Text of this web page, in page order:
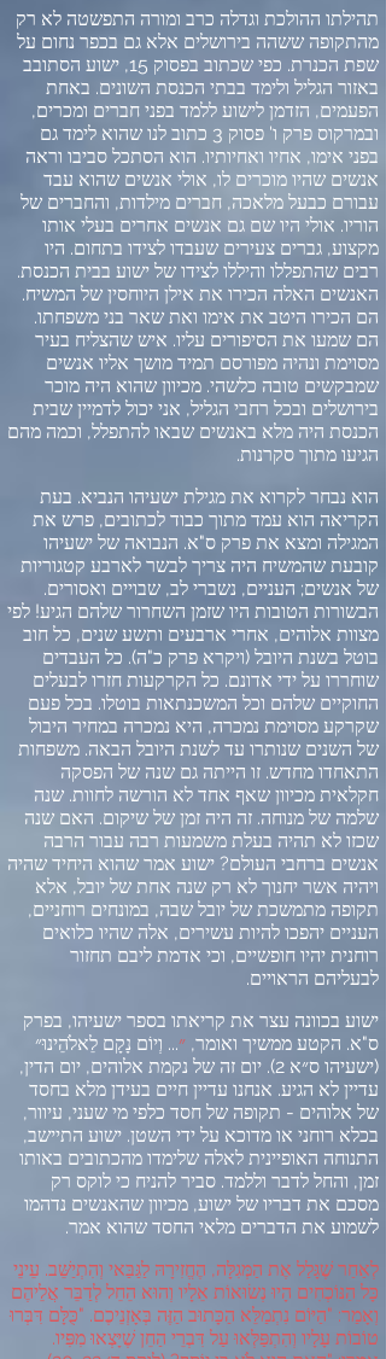
תהילתו ההולכת וגדלה כרב ומורה התפשטה לא רק
מהתקופה ששהה בירושלים אלא גם בכפר נחום על
שפת הכנרת. כפי שכתוב בפסוק 15, ישוע הסתובב
באזור הגליל ולימד בבתי הכנסת השונים. באחת
הפעמים, הזדמן לישוע ללמד בפני חברים ומכרים,
ובמרקוס פרק ו' פסוק 3 כתוב לנו שהוא לימד גם
בפני אימו, אחיו ואחיותיו. הוא הסתכל סביבו וראה
אנשים שהיו מוכרים לו, אולי אנשים שהוא עבד
עבורם כבעל מלאכה, חברים מילדות, והחברים של
הוריו. אולי היו שם גם אנשים אחרים בעלי אותו
מקצוע, גברים צעירים שעבדו לצידו בתחום. היו
רבים שהתפללו והיללו לצידו של ישוע בבית הכנסת.
האנשים האלה הכירו את אילן היוחסין של המשיח.
הם הכירו היטב את אימו ואת שאר בני משפחתו.
הם שמעו את הסיפורים עליו. איש שהצליח בעיר
מסוימת ונהיה מפורסם תמיד מושך אליו אנשים
שמבקשים טובה כלשהי. מכיוון שהוא היה מוכר
בירושלים ובכל רחבי הגליל, אני יכול לדמיין שבית
הכנסת היה מלא באנשים שבאו להתפלל, וכמה מהם
הגיעו מתוך סקרנות.
הוא נבחר לקרוא את מגילת ישעיהו הנביא. בעת
הקריאה הוא עמד מתוך כבוד לכתובים, פרש את
המגילה ומצא את פרק ס"א. הנבואה של ישעיהו
קובעת שהמשיח היה צריך לבשר לארבע קטגוריות
של אנשים; העניים, נשברי לב, שבויים ואסורים.
הבשורות הטובות היו שזמן השחרור שלהם הגיע! לפי
מצוות אלוהים, אחרי ארבעים ותשע שנים, כל חוב
בוטל בשנת היובל (ויקרא פרק כ"ה). כל העבדים
שוחררו על ידי אדונם. כל הקרקעות חזרו לבעלים
החוקיים שלהם וכל המשכנתאות בוטלו. בכל פעם
שקרקע מסוימת נמכרה, היא נמכרה במחיר היבול
של השנים שנותרו עד לשנת היובל הבאה. משפחות
התאחדו מחדש. זו הייתה גם שנה של הפסקה
חקלאית מכיוון שאף אחד לא הורשה לחוות. שנה
שלמה של מנוחה. זה היה זמן של שיקום. האם שנה
שכזו לא תהיה בעלת משמעות רבה עבור הרבה
אנשים ברחבי העולם? ישוע אמר שהוא היחיד שהיה
ויהיה אשר יחנוך לא רק שנה אחת של יובל, אלא
תקופה מתמשכת של יובל שבה, במונחים רוחניים,
העניים יהפכו להיות עשירים, אלה שהיו כלואים
רוחנית יהיו חופשיים, וכי אדמת ליבם תחזור
לבעליהם הראויים.
ישוע בכוונה עצר את קריאתו בספר ישעיהו, בפרק
ס"א. הקטע ממשיך ואומר, ״... וְיוֹם נָקָם לֵאלֹהֵינוּ״
(ישעיהו ס״א 2). יום זה של נקמת אלוהים, יום הדין,
עדיין לא הגיע. אנחנו עדיין חיים בעידן מלא בחסד
של אלוהים - תקופה של חסד כלפי מי שעני, עיוור,
בכלא רוחני או מדוכא על ידי השטן. ישוע התיישב,
התנוחה האופיינית לאלה שלימדו מהכתובים באותו
זמן, והחל לדבר וללמד. סביר להניח כי לוקס רק
מסכם את דבריו של ישוע, מכיוון שהאנשים נדהמו
לשמוע את הדברים מלאי החסד שהוא אמר.
לְאַחַר שֶׁגָּלַל אֶת הַמְּגִלָּה, הֶחֱזִירָהּ לַגַּבַּאי וְהִתְיַשֵּׁב. עֵינֵי
כָּל הַנּוֹכְחִים הָיוּ נְשׂוּאוֹת אֵלָיו וְהוּא הֵחֵל לְדַבֵּר אֲלֵיהֶם
וְאָמַר: "הַיּוֹם נִתְמַלֵּא הַכָּתוּב הַזֶּה בְּאָזְנֵיכֶם. "כֻּלָּם דִּבְּרוּ
טוֹבוֹת עָלָיו וְהִתְפַּלְּאוּ עַל דִּבְרֵי הַחֵן שֶׁיָּצְאוּ מִפִּיו.